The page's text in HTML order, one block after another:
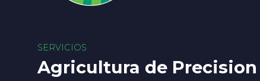
SERVICIOS
Agricultura de Precision